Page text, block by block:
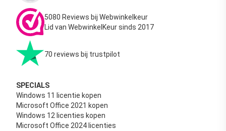
5080 Reviews bij Webwinkelkeur
Lid van WebwinkelKeur sinds 2017
70 reviews bij trustpilot
SPECIALS
Windows 11 licentie kopen
Microsoft Office 2021 kopen
Windows 12 licenties kopen
Microsoft Office 2024 licenties